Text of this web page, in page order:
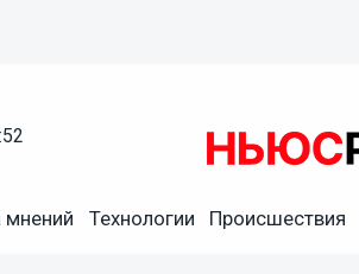
мнений Технологии Происшествия
метров жилья для
Нижегородской области Ольга